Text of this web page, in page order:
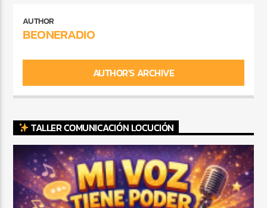
AUTHOR
BEONERADIO
AUTHOR'S ARCHIVE
TALLER COMUNICACIÓN LOCUCIÓN